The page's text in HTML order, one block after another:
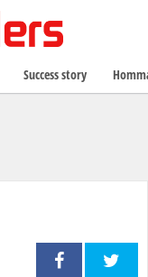
Success story